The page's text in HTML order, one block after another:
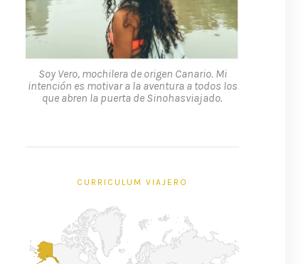
Soy Vero, mochilera de origen Canario. Mi
intención es motivar a la aventura a todos los
que abren la puerta de Sinohasviajado.
CURRICULUM VIAJERO